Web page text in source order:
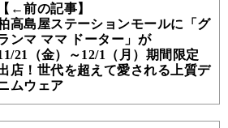
【←前の記事】
高島屋ステーションモールに「グ
ンマ ママ ドーター」が
21（金）～12/1（月）期間限定
店！世代を超えて愛される上質デ
ムウェア